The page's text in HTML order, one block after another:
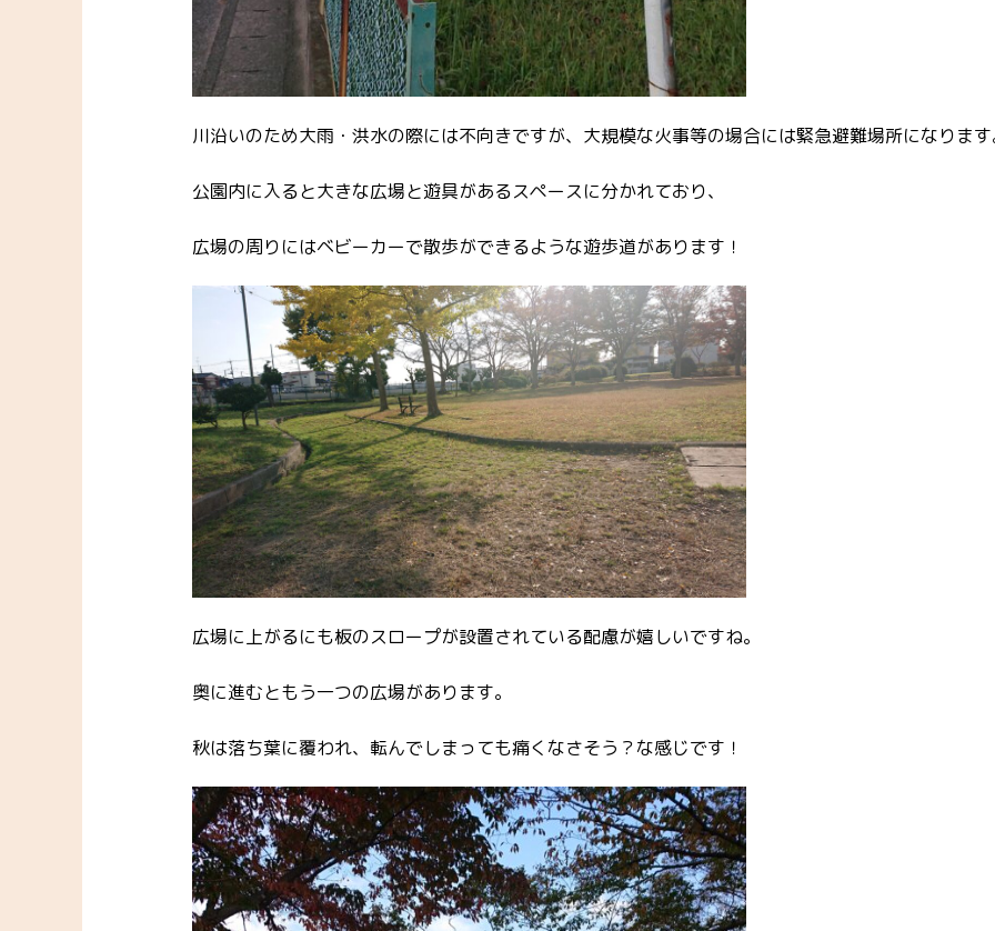
川沿いのため大雨・洪水の際には不向きですが、大規模な火事等の場合には緊急避難場所になりま
公園内に入ると大きな広場と遊具があるスペースに分かれており、
広場の周りにはベビーカーで散歩ができるような遊歩道があります！
広場に上がるにも板のスロープが設置されている配慮が嬉しいですね。
奥に進むともう一つの広場があります。
秋は落ち葉に覆われ、転んでしまっても痛くなさそう？な感じです！